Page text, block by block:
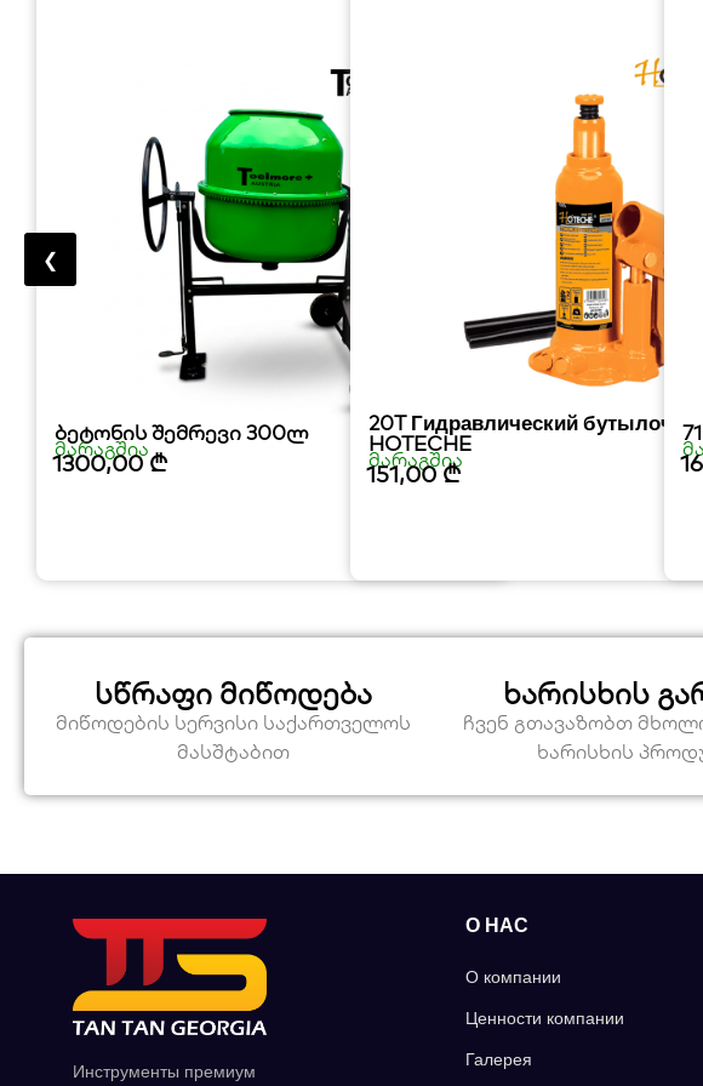
ბეტონის შემრევი 300ლ
მარაგშია
1300,00₾
20T Гидравлический
HOTECHE
მარაგშია
151,00₾
❮
სწრაფი მიწოდება
მიწოდების სერვისი საქართველოს
მასშტაბით
ხარისხის
ჩვენ გთავაზობთ
ხარისხის
Инструменты премиум
О НАС
О компании
Ценности компании
Галерея